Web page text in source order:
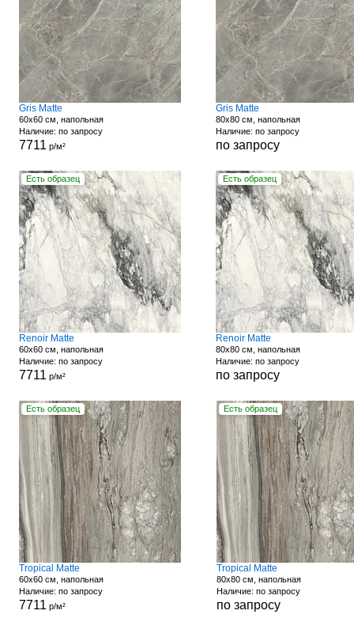
Gris Matte
60x60 см, напольная
Наличие: по запросу
7711 р/м²
Gris Matte
80x80 см, напольная
Наличие: по запросу
по запросу
Есть образец
Renoir Matte
60x60 см, напольная
Наличие: по запросу
7711 р/м²
Есть образец
Renoir Matte
80x80 см, напольная
Наличие: по запросу
по запросу
Есть образец
Tropical Matte
60x60 см, напольная
Наличие: по запросу
7711 р/м²
Есть образец
Tropical Matte
80x80 см, напольная
Наличие: по запросу
по запросу